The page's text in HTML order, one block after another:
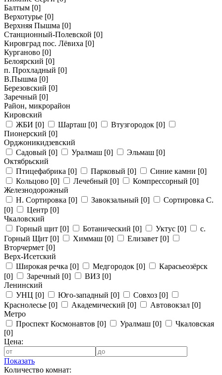
Балтым [0]
Верхотурье [0]
Верхняя Пышма [0]
Станционный-Полевской [0]
Кировград пос. Лёвиха [0]
Курганово [0]
Белоярский [0]
п. Прохладный [0]
В.Пышма [0]
Березовский [0]
Заречный [0]
Район, микрорайон
Кировский
ЖБИ [0] Шарташ [0] Втузгородок [0]
Пионерский [0]
Орджоникидзевский
Садовый [0] Уралмаш [0] Эльмаш [0]
Октябрьский
Птицефабрика [0] Парковый [0] Синие камни [0]
Кольцово [0] Лечебный [0] Компрессорный [0]
Железнодорожный
Н. Сортировка [0] Завокзальный [0]
Сортировка С.
[0]
Центр [0]
Чкаловский
Горный щит [0] Ботанический [0] Уктус [0]
с.
Горный Щит [0] Химмаш [0] Елизавет [0]
Вторчермет [0]
Верх-Исетский
Широкая речка [0] Медгородок [0]
Карасьеозёрск
[0]
Заречный [0] ВИЗ [0]
Ленинский
УНЦ [0] Юго-западный [0] Совхоз [0]
Краснолесье [0] Академический [0] Автовокзал [0]
Метро
Проспект Космонавтов [0] Уралмаш [0]
Чкаловская
[0]
Цена:
Показать
Количество комнат: